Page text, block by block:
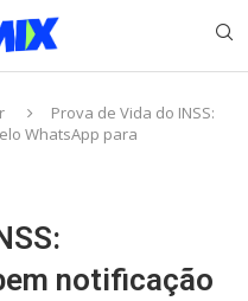
Prova de Vida do INSS:
WhatsApp para
notificação